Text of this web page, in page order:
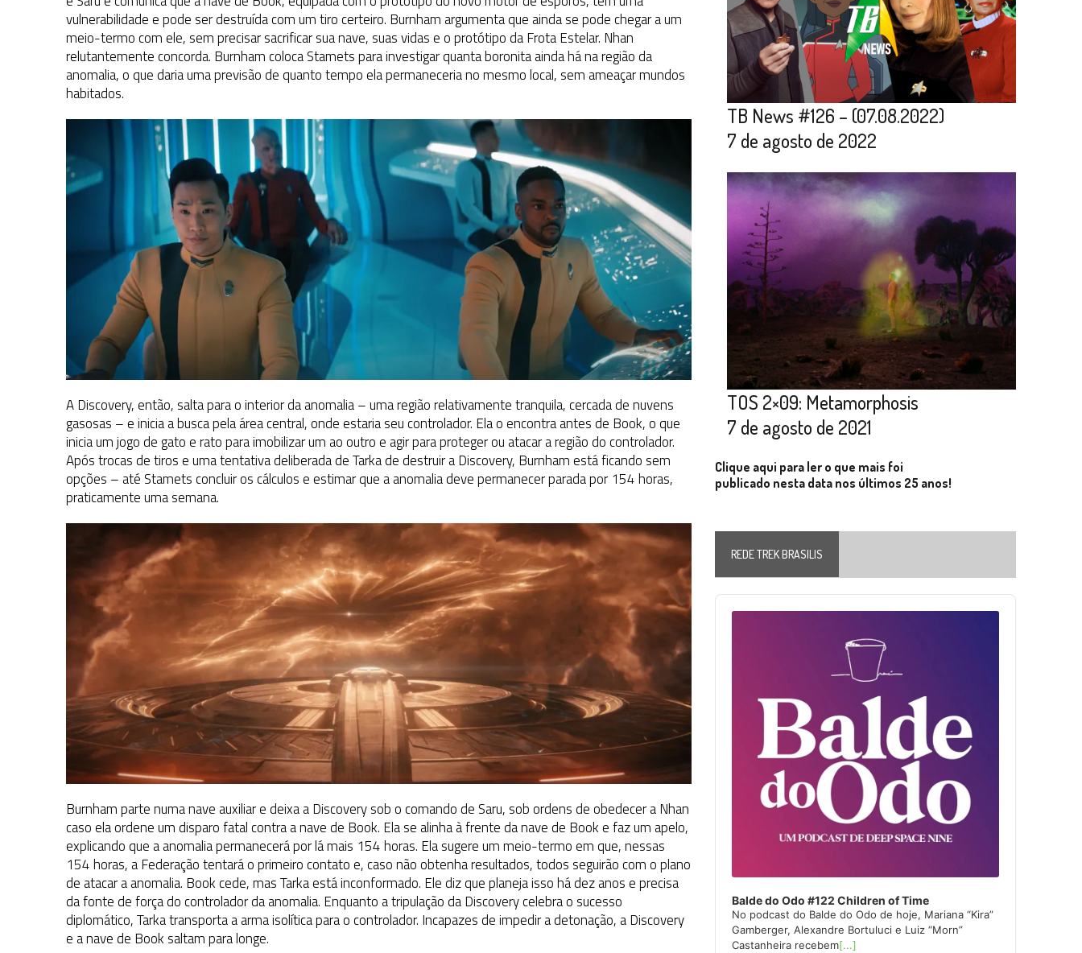
vulnerabilidade e pode ser destruída com um tiro certeiro. Burnham argumenta que ainda se pode chegar a um
meio-termo com ele, sem precisar sacrificar sua nave, suas vidas e o protótipo da Frota Estelar. Nhan
relutantemente concorda. Burnham coloca Stamets para investigar quanta boronita ainda há na região da
anomalia, o que daria uma previsão de quanto tempo ela permaneceria no mesmo local, sem ameaçar mundos
habitados.
A Discovery, então, salta para o interior da anomalia – uma região relativamente tranquila, cercada de nuvens
gasosas – e inicia a busca pela área central, onde estaria seu controlador. Ela o encontra antes de Book, o que
inicia um jogo de gato e rato para imobilizar um ao outro e agir para proteger ou atacar a região do controlador.
Após trocas de tiros e uma tentativa deliberada de Tarka de destruir a Discovery, Burnham está ficando sem
opções – até Stamets concluir os cálculos e estimar que a anomalia deve permanecer parada por 154 horas,
praticamente uma semana.
Burnham parte numa nave auxiliar e deixa a Discovery sob o comando de Saru, sob ordens de obedecer a Nhan
caso ela ordene um disparo fatal contra a nave de Book. Ela se alinha à frente da nave de Book e faz um apelo,
explicando que a anomalia permanecerá por lá mais 154 horas. Ela sugere um meio-termo em que, nessas
154 horas, a Federação tentará o primeiro contato e, caso não obtenha resultados, todos seguirão com o plano
de atacar a anomalia. Book cede, mas Tarka está inconformado. Ele diz que planeja isso há dez anos e precisa
da fonte de força do controlador da anomalia. Enquanto a tripulação da Discovery celebra o sucesso
diplomático, Tarka transporta a arma isolítica para o controlador. Incapazes de impedir a detonação, a Discovery
e a nave de Book saltam para longe.
TB News #126 – (07.08.2022)
7 de agosto de 2022
TOS 2×09: Metamorphosis
7 de agosto de 2021
Clique aqui para ler o que mais foi
publicado nesta data nos últimos 25 anos!
REDE TREK BRASILIS
Audio
Player
Balde do Odo #122 Children of Time
No podcast do Balde do Odo de hoje, Mariana “Kira”
Gamberger, Alexandre Bortuluci e Luiz “Morn”
Castanheira recebem[...]